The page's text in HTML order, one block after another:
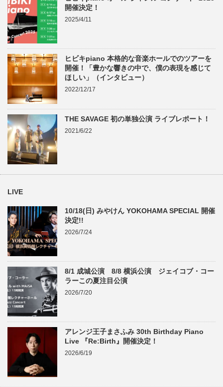
開催決定！
2025/4/11
ヒビキpiano 本格的な音楽ホールでのツアーを
開催！「豊かな響きの中で、僕の表現を感じて
ほしい」（インタビュー）
2022/12/17
THE SAVAGE 初の単独公演 ライブレポート！
2021/6/22
LIVE
10/18(日) みやけん YOKOHAMA SPECIAL 開催
決定!!
2026/7/24
8/1 成城公演 8/8 横浜公演 ジェイコブ・コー
ラーこの夏注目公演
2026/7/20
アレンジ王子まさふみ 30th Birthday Piano
Live 『Re:Birth』開催決定！
2026/6/19